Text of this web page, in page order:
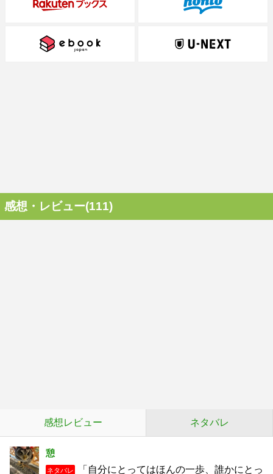
感想・レビュー(111)
感想レビュー ネタバレ
憩
ネタバレ
「自分にとってはほんの一歩、誰かにとっ